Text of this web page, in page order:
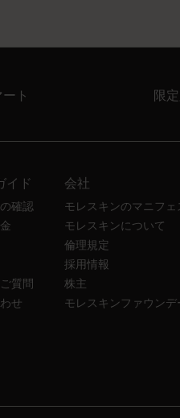
ト 限
イド
確認
質問
せ
会社
モレスキンのマニフェ
モレスキンについて
倫理規定
採用情報
株主
モレスキンファウンデ